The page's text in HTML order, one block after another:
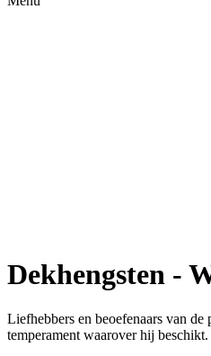
Dekhengsten -
Liefhebbers en beoefenaars van
temperament waarover hij